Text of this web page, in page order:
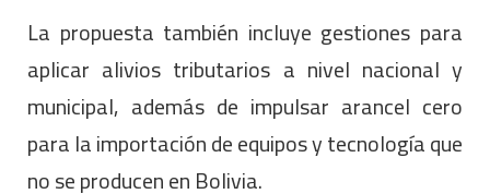
La propuesta también incluye gestiones para
aplicar alivios tributarios a nivel nacional y
municipal, además de impulsar arancel cero
para la importación de equipos y tecnología que
no se producen en Bolivia.